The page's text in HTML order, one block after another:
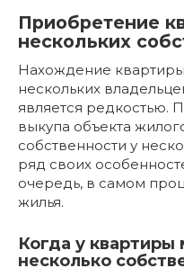
Приобретение
нескольких
Нахождение
нескольких
является редкостью.
выкупа объекта
собственности у
ряд своих
очередь, в самом
жилья.
Когда у
несколько